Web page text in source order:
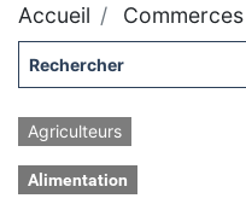
Accueil Commerces
Agriculteurs
Alimentation